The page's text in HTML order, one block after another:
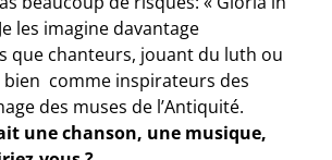
les imagine davantage
que chanteurs, jouant du luth ou
bien comme inspirateurs des
des muses de l’Antiquité.
une chanson, une musique,